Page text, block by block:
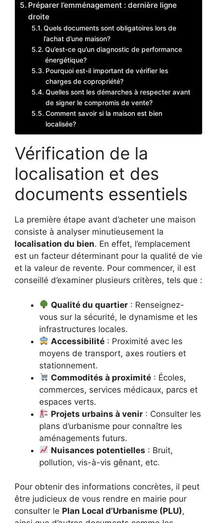
Préparer l’emménagement : dernière ligne
droite
Quels documents sont obligatoires lors de
l’achat d’une maison?
Qu’est-ce qu’un diagnostic de performance
énergétique?
Pourquoi est-il important de vérifier les
charges de copropriété?
Quelles sont les démarches à respecter avant
de signer le compromis de vente?
Comment savoir si la maison est bien
localisée?
Vérification de la
localisation et des
documents essentiels
La première étape avant d’acheter une maison
consiste à analyser minutieusement la
localisation du bien. En effet, l’emplacement
est un facteur déterminant pour la qualité de vie
et la valeur de revente. Pour commencer, il est
conseillé d’examiner plusieurs critères, tels que :
Qualité du quartier : Renseignez-
vous sur la sécurité, le dynamisme et les
infrastructures locales.
Accessibilité : Proximité avec les
moyens de transport, axes routiers et
stationnement.
Commodités à proximité : Écoles,
commerces, services médicaux, parcs et
espaces verts.
Projets urbains à venir : Consulter les
plans d’urbanisme pour connaître les
aménagements futurs.
Nuisances potentielles : Bruit,
pollution, vis-à-vis gênant, etc.
Pour obtenir des informations concrètes, il peut
être judicieux de vous rendre en mairie pour
consulter le Plan Local d’Urbanisme (PLU),